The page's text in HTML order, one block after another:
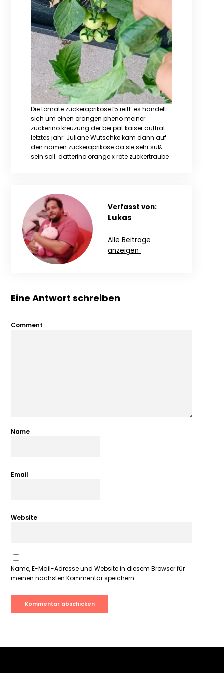
Die tomate zuckeraprikose f5 reift. es handelt
sich um einen orangen pheno meiner
zuckerino kreuzung der bei pat kaiser auftrat
letztes jahr. Juliane Wutschke kam dann auf
den namen zuckeraprikose da sie sehr süß
sein soll. datterino orange x rote zuckertraube
Verfasst von:
Lukas
Alle Beiträge
anzeigen
Eine Antwort schreiben
Comment
Name
Email
Website
Name, E-Mail-Adresse und Website in diesem Browser für
meinen nächsten Kommentar speichern.